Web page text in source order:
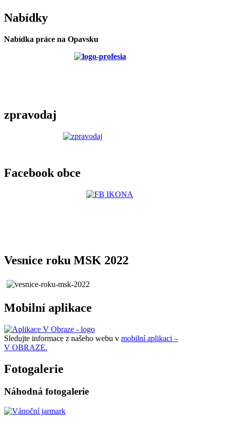
Nabídky
Nabídka práce na Opavsku
zpravodaj
Facebook obce
Vesnice roku MSK 2022
Mobilní aplikace
Sledujte informace z našeho webu v mobilní aplikaci –
V OBRAZE.
Fotogalerie
Náhodná fotogalerie